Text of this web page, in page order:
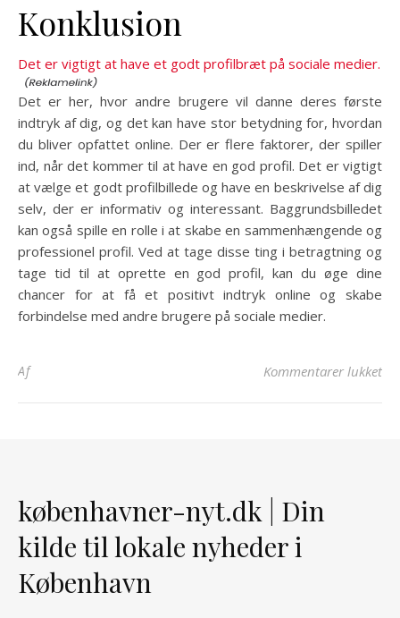
Konklusion
Det er vigtigt at have et godt profilbræt på sociale medier.
Det er her, hvor andre brugere vil danne deres første
indtryk af dig, og det kan have stor betydning for, hvordan
du bliver opfattet online. Der er flere faktorer, der spiller
ind, når det kommer til at have en god profil. Det er vigtigt
at vælge et godt profilbillede og have en beskrivelse af dig
selv, der er informativ og interessant. Baggrundsbilledet
kan også spille en rolle i at skabe en sammenhængende og
professionel profil. Ved at tage disse ting i betragtning og
tage tid til at oprette en god profil, kan du øge dine
chancer for at få et positivt indtryk online og skabe
forbindelse med andre brugere på sociale medier.
Af Kommentarer lukkettil
københavner-nyt.dk | Din
kilde til lokale nyheder i
København